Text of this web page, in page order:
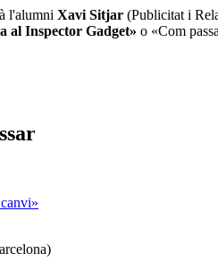
l'alumni Xavi Sitjar (Publicitat i
al Inspector Gadget» o «Com